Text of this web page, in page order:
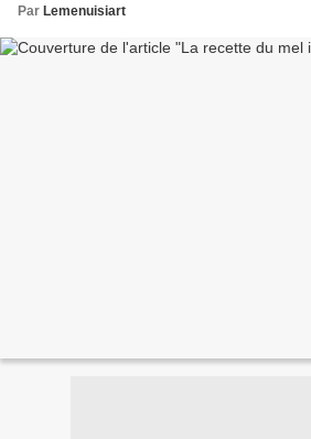
Par Lemenuisiart